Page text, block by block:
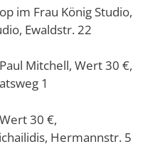
im Frau König Studio,
Ewaldstr. 22
Mitchell, Wert 30 €,
1
30 €,
Hermannstr. 5